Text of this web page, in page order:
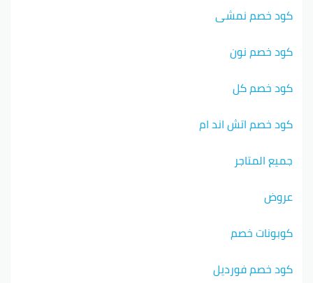
كود خصم نمشي
كود خصم نون
كود خصم كل
كود خصم اتش اند ام
جميع المتاجر
عروض
كوبونات خصم
كود خصم فورديل